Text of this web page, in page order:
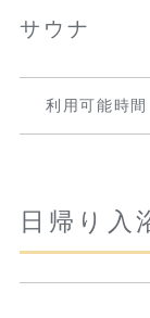
サウナ
利用可能時間
日帰り入